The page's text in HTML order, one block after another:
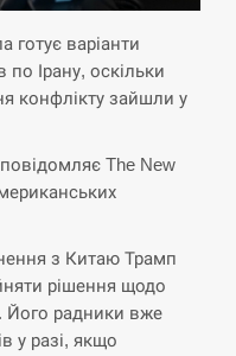
таємних
війни…
и избирают
готує варіанти
по Ірану, оскільки
конфлікту зайшли у
The New
з Китаю Трамп
рішення щодо
Його радники вже
у разі, якщо